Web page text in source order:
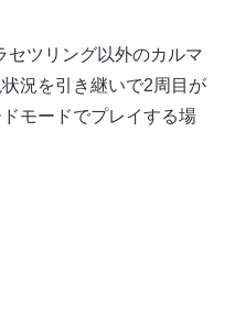
セツリング以外のカルマ
況を引き継いで2周目が
モードでプレイする場